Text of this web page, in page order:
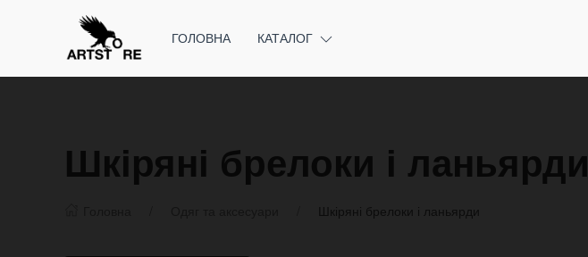
ГОЛОВНА КАТАЛОГ
Шкіряні брелоки і ланьярди
Шкіряні брелоки і ланьярди